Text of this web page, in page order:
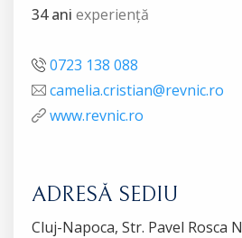
34 ani experiență
0723 138 088
camelia.cristian@revnic.ro
www.revnic.ro
ADRESĂ SEDIU
Cluj-Napoca, Str. Pavel Rosca